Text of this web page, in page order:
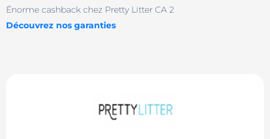
Énorme cashback chez Pretty Litter CA 2
Découvrez nos garanties